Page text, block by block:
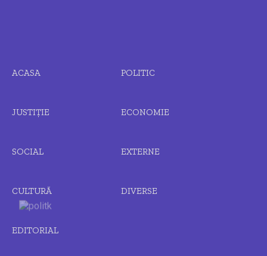
ACASA POLITIC
JUSTIȚIE ECONOMIE
SOCIAL EXTERNE
CULTURĂ DIVERSE
EDITORIAL